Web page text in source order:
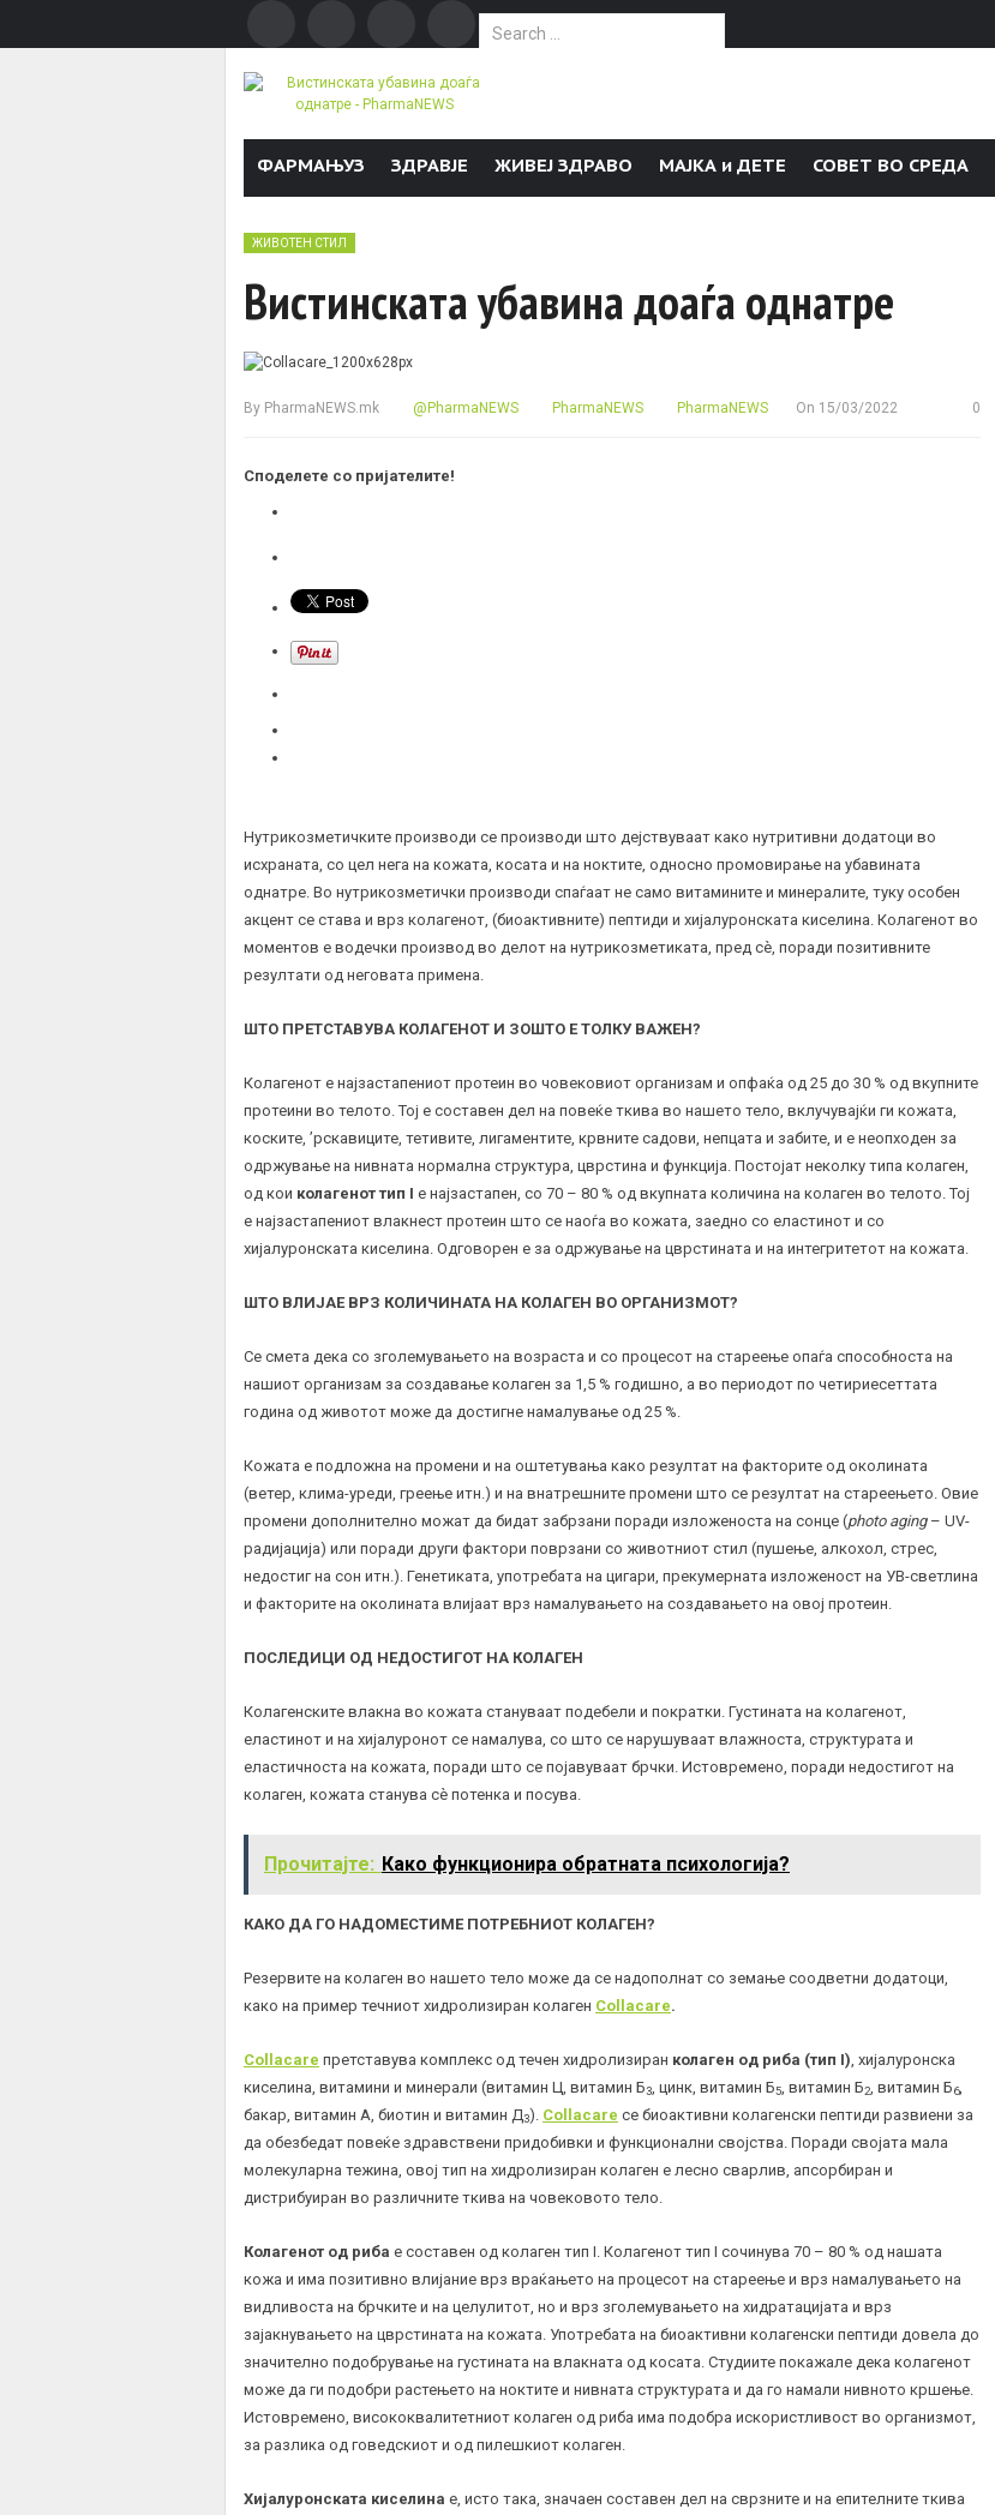
Search for:
ФАРМАЊУЗ ЗДРАВЈЕ ЖИВЕЈ ЗДРАВО МАЈКА и ДЕТЕ СОВЕТ ВО СРЕДА
ЖИВОТЕН СТИЛ
Вистинската убавина доаѓа однатре
By PharmaNEWS.mk @PharmaNEWS PharmaNEWS PharmaNEWS On 15/03/2022 0
Споделете со пријателите!
Нутрикозметичките производи се производи што дејствуваат како нутритивни додатоци во
исхраната, со цел нега на кожата, косата и на ноктите, односно промовирање на убавината
однатре. Во нутрикозметички производи спаѓаат не само витамините и минералите, туку особен
акцент се става и врз колагенот, (биоактивните) пептиди и хијалуронската киселина. Колагенот во
моментов е водечки производ во делот на нутрикозметиката, пред сѐ, поради позитивните
резултати од неговата примена.
ШТО ПРЕТСТАВУВА КОЛАГЕНОТ И ЗОШТО Е ТОЛКУ ВАЖЕН?
Колагенот е најзастапениот протеин во човековиот организам и опфаќа од 25 до 30 % од вкупните
протеини во телото. Тој е составен дел на повеќе ткива во нашето тело, вклучувајќи ги кожата,
коските, ’рскавиците, тетивите, лигаментите, крвните садови, непцата и забите, и е неопходен за
одржување на нивната нормална структура, цврстина и функција. Постојат неколку типа колаген
од кои колагенот тип I е најзастапен, со 70 – 80 % од вкупната количина на колаген во телото. Тој
е најзастапениот влакнест протеин што се наоѓа во кожата, заедно со еластинот и со
хијалуронската киселина. Одговорен е за одржување на цврстината и на интегритетот на кожата.
ШТО ВЛИЈАЕ ВРЗ КОЛИЧИНАТА НА КОЛАГЕН ВО ОРГАНИЗМОТ?
Се смета дека со зголемувањето на возраста и со процесот на стареење опаѓа способноста на
нашиот организам за создавање колаген за 1,5 % годишно, а во периодот по четириесеттата
година од животот може да достигне намалување од 25 %.
Кожата е подложна на промени и на оштетувања како резултат на факторите од околината
(ветер, клима-уреди, греење итн.) и на внатрешните промени што се резултат на стареењето. Овие
промени дополнително можат да бидат забрзани поради изложеноста на сонце (photo aging– UV-
радијација) или поради други фактори поврзани со животниот стил (пушење, алкохол, стрес,
недостиг на сон итн.). Генетиката, употребата на цигари, прекумерната изложеност на УВ-светлина
и факторите на околината влијаат врз намалувањето на создавањето на овој протеин.
ПОСЛЕДИЦИ ОД НЕДОСТИГОТ НА КОЛАГЕН
Колагенските влакна во кожата стануваат подебели и пократки. Густината на колагенот,
еластинот и на хијалуронот се намалува, со што се нарушуваат влажноста, структурата и
еластичноста на кожата, поради што се појавуваат брчки. Истовремено, поради недостигот на
колаген, кожата станува сѐ потенка и посува.
Прочитајте: Како функционира обратната психологија?
КАКО ДА ГО НАДОМЕСТИМЕ ПОТРЕБНИОТ КОЛАГЕН?
Резервите на колаген во нашето тело може да се надополнат со земање соодветни додатоци,
како на пример течниот хидролизиран колаген Collacare.
Collacare претставува комплекс од течен хидролизиран колаген од риба (тип I) , хијалуронска
киселина, витамини и минерали (витамин Ц, витамин Б3 , цинк, витамин Б5 , витамин Б2 , витамин Б6,
бакар, витамин А, биотин и витамин Д3). Collacare се биоактивни колагенски пептиди развиени за
да обезбедат повеќе здравствени придобивки и функционални својства. Поради својата мала
молекуларна тежина, овој тип на хидролизиран колаген е лесно сварлив, апсорбиран и
дистрибуиран во различните ткива на човековото тело.
Колагенот од риба е составен од колаген тип I. Колагенот тип I сочинува 70 – 80 % од нашата
кожа и има позитивно влијание врз враќањето на процесот на стареење и врз намалувањето на
видливоста на брчките и на целулитот, но и врз зголемувањето на хидратацијата и врз
зајакнувањето на цврстината на кожата. Употребата на биоактивни колагенски пептиди довела до
значително подобрување на густината на влакната од косата. Студиите покажале дека колагенот
може да ги подобри растењето на ноктите и нивната структурата и да го намали нивното кршење.
Истовремено, висококвалитетниот колаген од риба има подобра искористливост во организмот,
за разлика од говедскиот и од пилешкиот колаген.
Хијалуронската киселина е, исто така, значаен составен дел на сврзните и на епителните ткива